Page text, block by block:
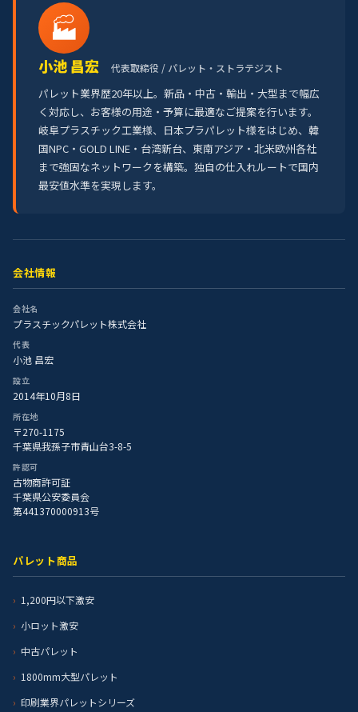
🏭
小池 昌宏 代表取締役 / パレット・ストラテジスト
パレット業界歴20年以上。新品・中古・輸出・大型まで幅広
く対応し、お客様の用途・予算に最適なご提案を行います。
岐阜プラスチック工業様、日本プラパレット様をはじめ、韓
国NPC・GOLD LINE・台湾新台、東南アジア・北米欧州各社
まで強固なネットワークを構築。独自の仕入れルートで国内
最安値水準を実現します。
会社情報
会社名
プラスチックパレット株式会社
代表
小池 昌宏
設立
2014年10月8日
所在地
〒270-1175
千葉県我孫子市青山台3-8-5
許認可
古物商許可証
千葉県公安委員会
第441370000913号
パレット商品
1,200円以下激安
小ロット激安
中古パレット
1800mm大型パレット
印刷業界パレットシリーズ